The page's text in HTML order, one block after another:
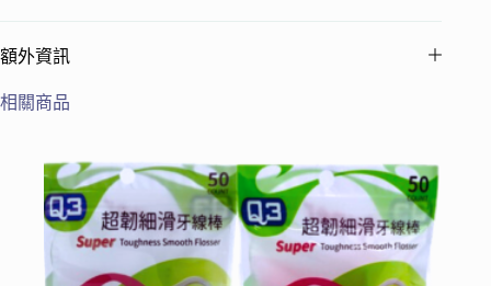
額外資訊
相關商品